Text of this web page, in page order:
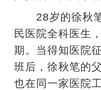
28岁的徐秋笔
民医院全科医生
期。当得知医院
班后，徐秋笔的
也在同一家医院